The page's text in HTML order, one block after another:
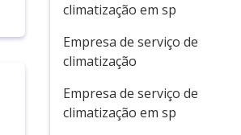
climatização em sp
Empresa de serviço de
climatização
Empresa de serviço de
climatização em sp